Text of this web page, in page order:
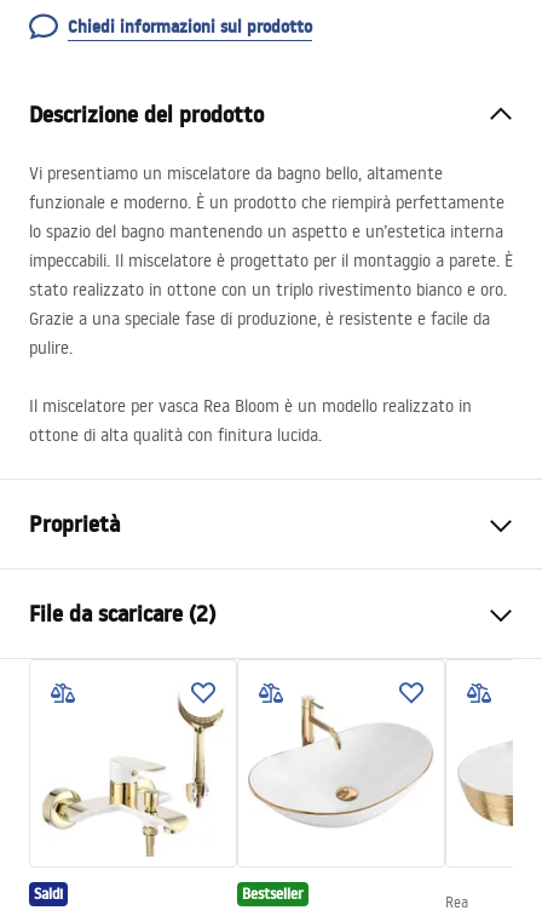
Chiedi informazioni sul prodotto
Descrizione del prodotto
Vi presentiamo un miscelatore da bagno bello, altamente
funzionale e moderno. È un prodotto che riempirà perfettamente
lo spazio del bagno mantenendo un aspetto e un’estetica interna
impeccabili. Il miscelatore è progettato per il montaggio a parete. È
stato realizzato in ottone con un triplo rivestimento bianco e oro.
Grazie a una speciale fase di produzione, è resistente e facile da
pulire.
Il miscelatore per vasca Rea Bloom è un modello realizzato in
ottone di alta qualità con finitura lucida.
Proprietà
Metodo di installazione
Colore
Bianco/Oro
Tipo di bocca
Fissa
Ottone
Gamma beccuccio
mm
Altezza
105mm
Tecnologia del rivestimento
Diametro di connessione
1/2 pollici
File da scaricare (2)
Istruzioni di montaggio
Condizioni di garanzia
Warranty_Terms_and_Conditions_Faucets_-_5.pdf
Saldi Bestseller Rea